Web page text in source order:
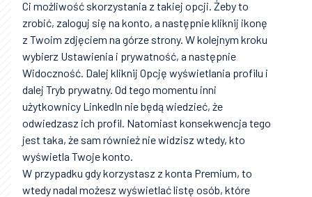
Ci możliwość skorzystania z takiej opcji. Żeby to
zrobić, zaloguj się na konto, a następnie kliknij ikonę
z Twoim zdjęciem na górze strony. W kolejnym kroku
wybierz Ustawienia i prywatność, a następnie
Widoczność. Dalej kliknij Opcję wyświetlania profilu i
dalej Tryb prywatny. Od tego momentu inni
użytkownicy LinkedIn nie będą wiedzieć, że
odwiedzasz ich profil. Natomiast konsekwencja tego
jest taka, że sam również nie widzisz wtedy, kto
wyświetla Twoje konto.
W przypadku gdy korzystasz z konta Premium, to
wtedy nadal możesz wyświetlać listę osób, które